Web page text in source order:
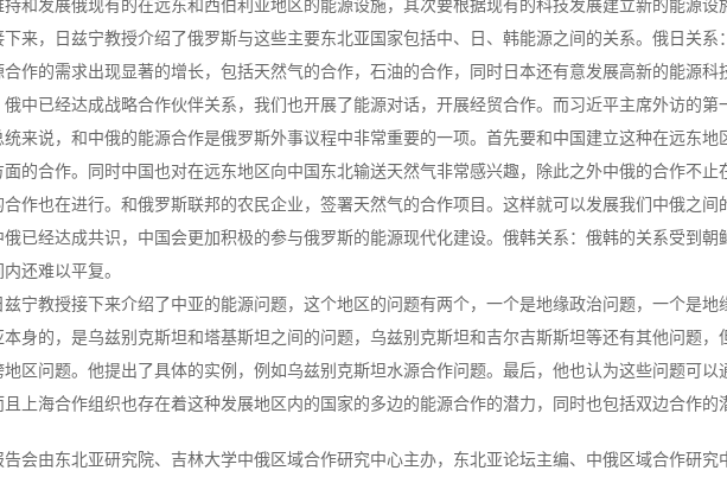
持和发展俄现有的在远东和西伯利亚地区的能源设施，其次要根据现有的科技发展建立新的能源设
下来，日兹宁教授介绍了俄罗斯与这些主要东北亚国家包括中、日、韩能源之间的关系。俄日关
合作的需求出现显著的增长，包括天然气的合作，石油的合作，同时日本还有意发展高新的能源
俄中已经达成战略合作伙伴关系，我们也开展了能源对话，开展经贸合作。而习近平主席外访的
统来说，和中俄的能源合作是俄罗斯外事议程中非常重要的一项。首先要和中国建立这种在远东
面的合作。同时中国也对在远东地区向中国东北输送天然气非常感兴趣，除此之外中俄的合作不
合作也在进行。和俄罗斯联邦的农民企业，签署天然气的合作项目。这样就可以发展我们中俄之
俄已经达成共识，中国会更加积极的参与俄罗斯的能源现代化建设。俄韩关系：俄韩的关系受到
还难以平复。
兹宁教授接下来介绍了中亚的能源问题，这个地区的问题有两个，一个是地缘政治问题，一个是
本身的，是乌兹别克斯坦和塔基斯坦之间的问题，乌兹别克斯坦和吉尔吉斯斯坦等还有其他问题
地区问题。他提出了具体的实例，例如乌兹别克斯坦水源合作问题。最后，他也认为这些问题可
且上海合作组织也存在着这种发展地区内的国家的多边的能源合作的潜力，同时也包括双边合作的
告会由东北亚研究院、吉林大学中俄区域合作研究中心主办，东北亚论坛主编、中俄区域合作研究